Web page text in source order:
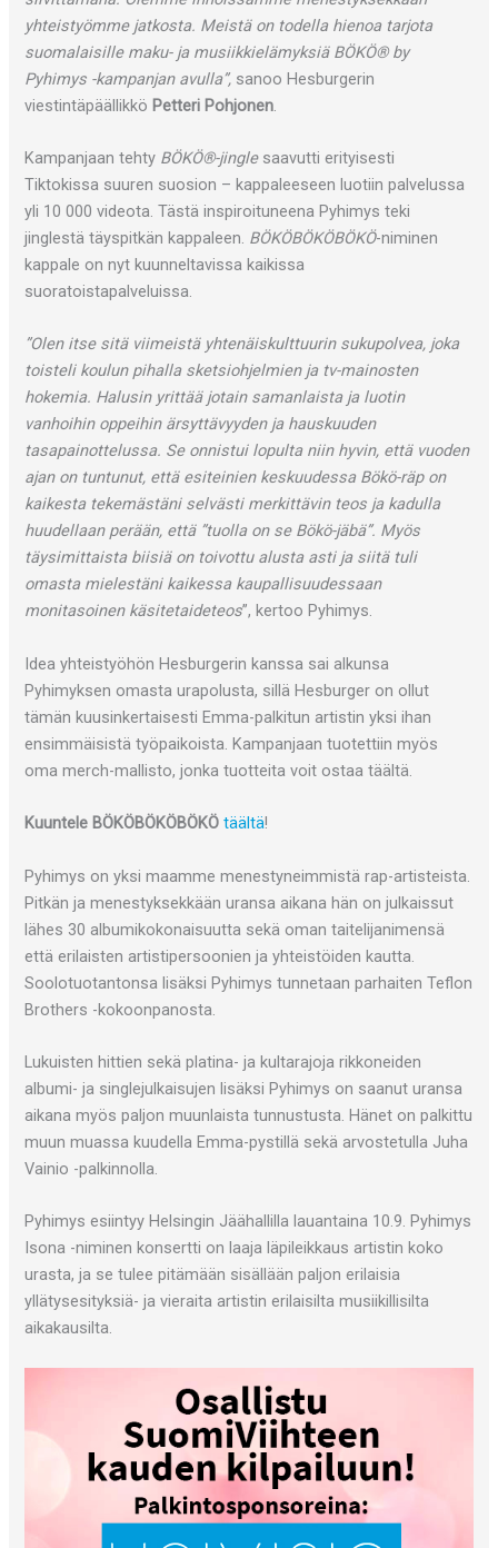
yhteistyömme jatkosta. Meistä on todella hienoa tarjota
suomalaisille maku- ja musiikkielämyksiä BÖKÖ® by
Pyhimys -kampanjan avulla”, sanoo Hesburgerin
viestintäpäällikkö Petteri Pohjonen.
Kampanjaan tehty BÖKÖ®-jinglesaavutti erityisesti
Tiktokissa suuren suosion – kappaleeseen luotiin palvelussa
yli 10 000 videota. Tästä inspiroituneena Pyhimys teki
jinglestä täyspitkän kappaleen. BÖKÖBÖKÖBÖKÖ-niminen
kappale on nyt kuunneltavissa kaikissa
suoratoistapalveluissa.
”Olen itse sitä viimeistä yhtenäiskulttuurin sukupolvea, joka
toisteli koulun pihalla sketsiohjelmien ja tv-mainosten
hokemia. Halusin yrittää jotain samanlaista ja luotin
vanhoihin oppeihin ärsyttävyyden ja hauskuuden
tasapainottelussa. Se onnistui lopulta niin hyvin, että vuoden
ajan on tuntunut, että esiteinien keskuudessa Bökö-räp on
kaikesta tekemästäni selvästi merkittävin teos ja kadulla
huudellaan perään, että ”tuolla on se Bökö-jäbä”. Myös
täysimittaista biisiä on toivottu alusta asti ja siitä tuli
omasta mielestäni kaikessa kaupallisuudessaan
monitasoinen käsitetaideteos”, kertoo Pyhimys.
Idea yhteistyöhön Hesburgerin kanssa sai alkunsa
Pyhimyksen omasta urapolusta, sillä Hesburger on ollut
tämän kuusinkertaisesti Emma-palkitun artistin yksi ihan
ensimmäisistä työpaikoista. Kampanjaan tuotettiin myös
oma merch-mallisto, jonka tuotteita voit ostaa täältä.
Kuuntele BÖKÖBÖKÖBÖKÖ täältä!
Pyhimys on yksi maamme menestyneimmistä rap-artisteista.
Pitkän ja menestyksekkään uransa aikana hän on julkaissut
lähes 30 albumikokonaisuutta sekä oman taitelijanimensä
että erilaisten artistipersoonien ja yhteistöiden kautta.
Soolotuotantonsa lisäksi Pyhimys tunnetaan parhaiten Teflon
Brothers -kokoonpanosta.
Lukuisten hittien sekä platina- ja kultarajoja rikkoneiden
albumi- ja singlejulkaisujen lisäksi Pyhimys on saanut uransa
aikana myös paljon muunlaista tunnustusta. Hänet on palkittu
muun muassa kuudella Emma-pystillä sekä arvostetulla Juha
Vainio -palkinnolla.
Pyhimys esiintyy Helsingin Jäähallilla lauantaina 10.9. Pyhimys
Isona -niminen konsertti on laaja läpileikkaus artistin koko
urasta, ja se tulee pitämään sisällään paljon erilaisia
yllätysesityksiä- ja vieraita artistin erilaisilta musiikillisilta
aikakausilta.